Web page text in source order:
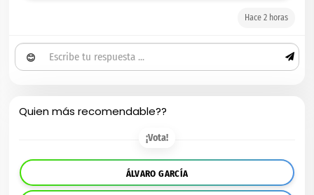
Hace 2 horas
😊
Quien más recomendable??
¡Vota!
ÁLVARO GARCÍA